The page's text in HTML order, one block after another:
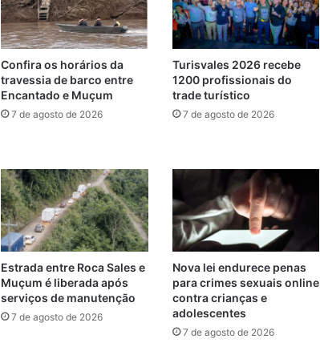
Confira os horários da
travessia de barco entre
Encantado e Muçum
7 de agosto de 2026
Turisvales 2026 recebe
1200 profissionais do
trade turístico
7 de agosto de 2026
Estrada entre Roca Sales e
Muçum é liberada após
serviços de manutenção
7 de agosto de 2026
Nova lei endurece penas
para crimes sexuais online
contra crianças e
adolescentes
7 de agosto de 2026